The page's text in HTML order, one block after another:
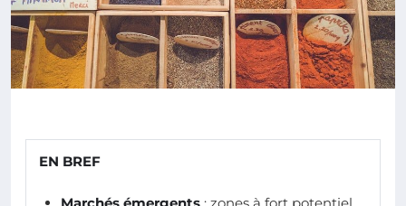
EN BREF